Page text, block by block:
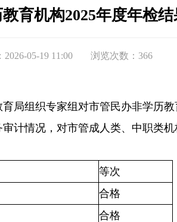
育机构2025年度年检
05-19 11:00 浏览次数： 366
局组织专家组对市管民办非学历教
计情况，对市管成人类、中职类
等次
合格
合格